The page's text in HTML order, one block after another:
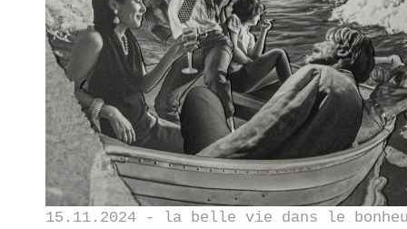
15.11.2024 - la belle vie dans le